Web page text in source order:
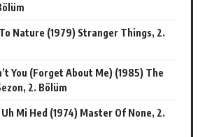
Nature (1979) Stranger Things, 2.
You (Forget About Me) (1985) The
2. Bölüm
Mi Hed (1974) Master Of None, 2.